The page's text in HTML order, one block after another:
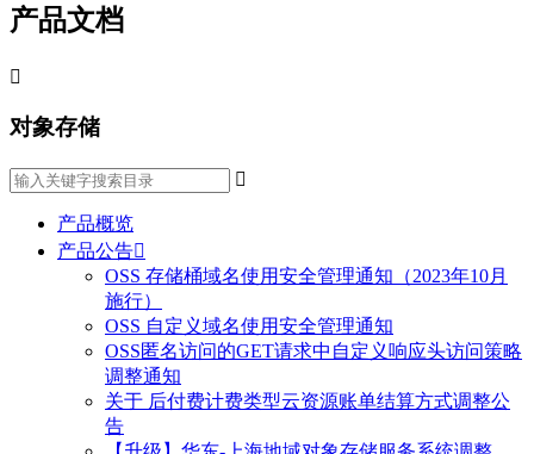
产品文档

对象存储

产品概览
产品公告
OSS 存储桶域名使用安全管理通知（2023年10月
施行）
OSS 自定义域名使用安全管理通知
OSS匿名访问的GET请求中自定义响应头访问策略
调整通知
关于 后付费计费类型云资源账单结算方式调整公
告